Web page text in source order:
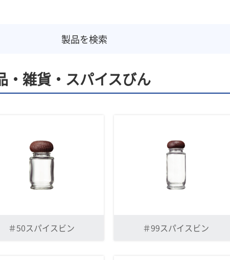
製品を検索
・雑貨・スパイスびん
＃50スパイスビン ＃99スパイスビン